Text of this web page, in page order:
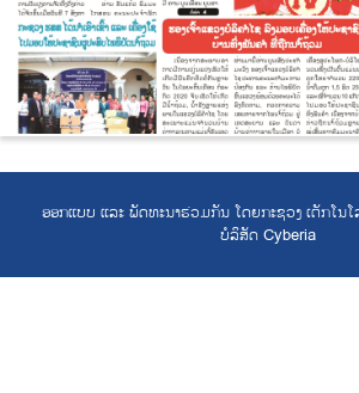
ອອກແບບ ແລະ ພັດທະນາຮ່ວມກັນ ໂດຍກະຊວງ ເຕັກໂນ
ບໍລິສັດ Cyberia